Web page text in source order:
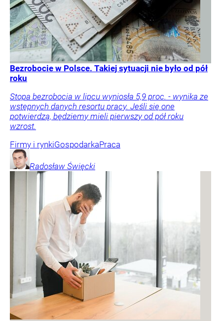
Bezrobocie w Polsce. Takiej sytuacji nie było od pół
roku
Stopa bezrobocia w lipcu wyniosła 5,9 proc. - wynika ze
wstępnych danych resortu pracy. Jeśli się one
potwierdzą, będziemy mieli pierwszy od pół roku
wzrost.
Firmy i rynkiGospodarkaPraca
Radosław Święcki